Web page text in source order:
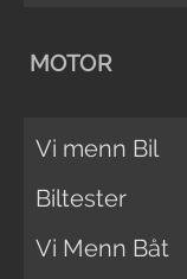
MOTOR
Vi menn Bil
Biltester
Vi Menn Båt